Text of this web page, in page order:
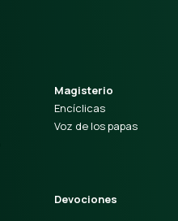
Magisterio
Encíclicas
Voz de los papas
Devociones